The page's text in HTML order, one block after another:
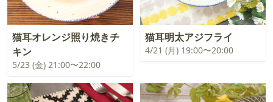
猫耳オレンジ照り焼きチ
キン
5/23 (金) 21:00〜22:00
猫耳明太アジフライ
4/21 (月) 19:00〜20:00